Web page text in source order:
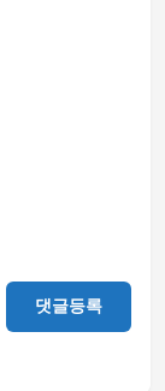
댓글등록